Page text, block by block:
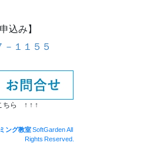
込み】
－１１５５
ちら ↑ ↑ ↑
ング教室SoftGarden All
Rights Reserved.